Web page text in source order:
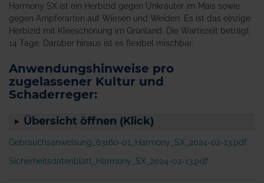
Harmony SX ist ein Herbizid gegen Unkräuter im Mais sowie
gegen Ampferarten auf Wiesen und Weiden. Es ist das einzige
Herbizid mit Kleeschonung im Grünland. Die Wartezeit beträgt
14 Tage. Darüber hinaus ist es flexibel mischbar.
Anwendungshinweise pro
zugelassener Kultur und
Schaderreger:
Übersicht öffnen (Klick)
Gebrauchsanweisung_63160-01_Harmony_SX_2024-02-13.pdf
Sicherheitsdatenblatt_Harmony_SX_2024-02-13.pdf